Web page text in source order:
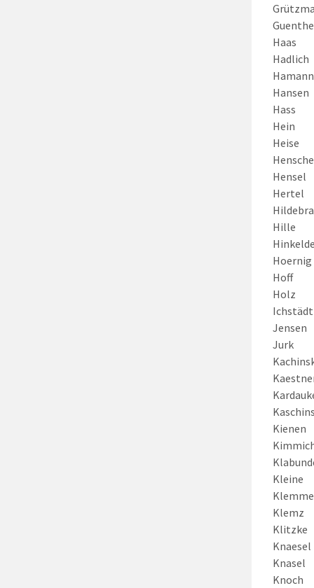
Haas
Hadlich
Hamann
Hansen
Hass
Hein
Heise
Hensel
Hertel
Hille
Hoernig
Hoff
Holz
Ichstädt
Jensen
Jurk
Kienen
Kleine
Klemme
Klemz
Klitzke
Knaesel
Knasel
Knoch